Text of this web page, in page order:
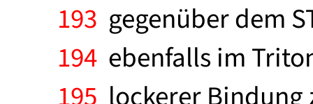
193 gegenüber dem
194 ebenfalls im